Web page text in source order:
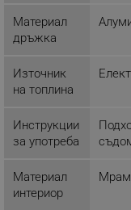
Материал
дръжка
Източник
на топлина
Инструкции
за употреба
Материал
интериор